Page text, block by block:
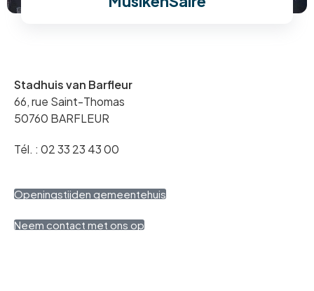
Stadhuis van Barfleur
66, rue Saint-Thomas
50760 BARFLEUR
Tél. : 02 33 23 43 00
Openingstijden gemeentehuis
Neem contact met ons op